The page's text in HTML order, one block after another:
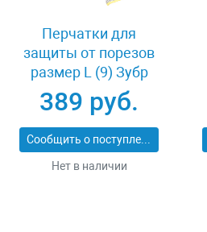
Перчатки для
защиты от порезов
размер L (9) Зубр
11277-L
389 руб.
Сообщить о поступлении
Нет в наличии